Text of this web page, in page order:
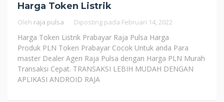
Harga Token Listrik
Oleh raja pulsa Diposting pada Februari 14, 2022
Harga Token Listrik Prabayar Raja Pulsa Harga
Produk PLN Token Prabayar Cocok Untuk anda Para
master Dealer Agen Raja Pulsa dengan Harga PLN Murah
Transaksi Cepat. TRANSAKSI LEBIH MUDAH DENGAN
APLIKASI ANDROID RAJA